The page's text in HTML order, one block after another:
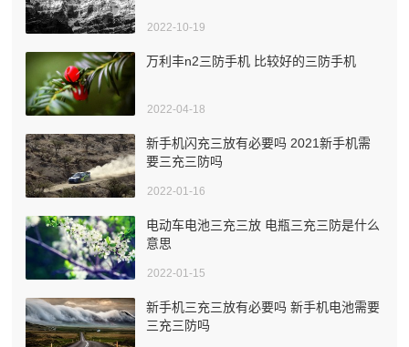
2022-10-19
万利丰n2三防手机 比较好的三防手机
2022-04-18
新手机闪充三放有必要吗 2021新手机需
要三充三防吗
2022-01-16
电动车电池三充三放 电瓶三充三防是什么
意思
2022-01-15
新手机三充三放有必要吗 新手机电池需要
三充三防吗